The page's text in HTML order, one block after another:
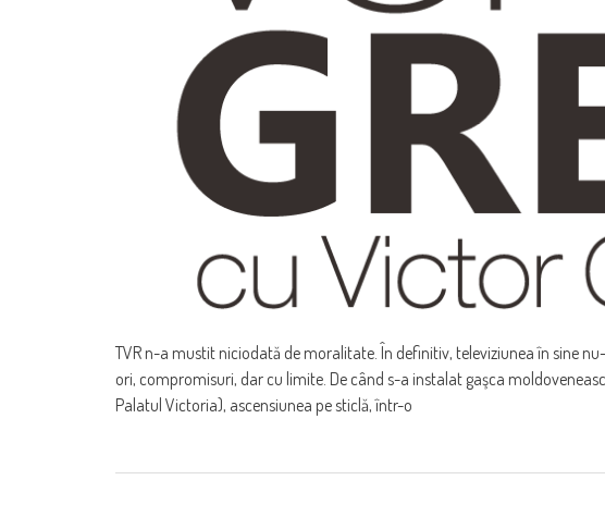
TVR n-a mustit niciodată de moralitate. În definitiv, televiziunea în sine
ori, compromisuri, dar cu limite. De când s-a instalat gaşca
Palatul Victoria), ascensiunea pe sticlă, într-o